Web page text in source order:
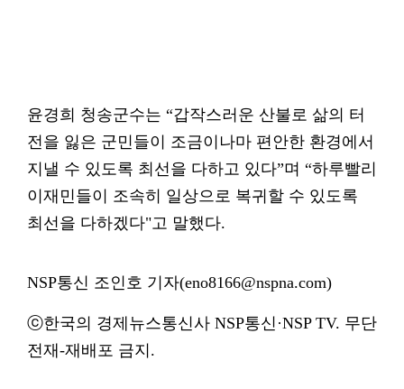
윤경희 청송군수는 “갑작스러운 산불로 삶의 터
전을 잃은 군민들이 조금이나마 편안한 환경에서
지낼 수 있도록 최선을 다하고 있다”며 “하루빨리
이재민들이 조속히 일상으로 복귀할 수 있도록
최선을 다하겠다"고 말했다.
NSP통신 조인호 기자(eno8166@nspna.com)
ⓒ한국의 경제뉴스통신사 NSP통신·NSP TV. 무단
전재-재배포 금지.